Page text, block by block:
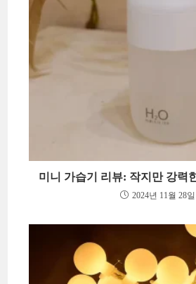
미니 가습기 리뷰: 작지만 강력
2024년 11월 28일